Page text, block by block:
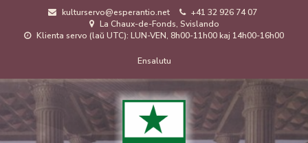
kulturservo@esperantio.net
+41 32 926 74 07
La Chaux-de-Fonds, Svislando
Klienta servo (laŭ UTC): LUN-VEN, 8h00-11h00 kaj 14h00-16h00
de
uzanto
Ensalutu